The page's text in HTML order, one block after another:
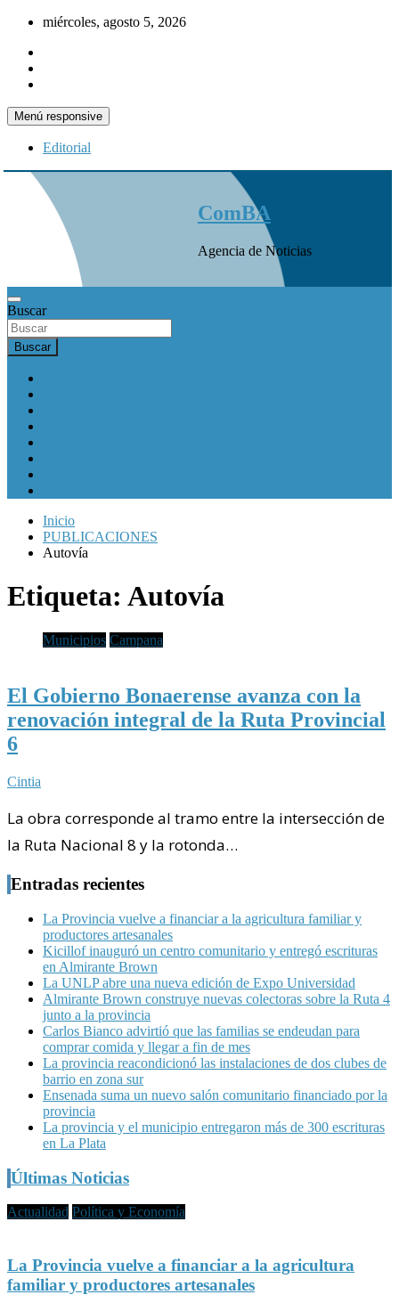
Saltar
contenido
miércoles, agosto 5, 2026
Menú responsive
Editorial
ComBA
Agencia de Noticias
Buscar
Buscar
Inicio
PUBLICACIONES
Autovía
Etiqueta: Autovía
Municipios Campana
El Gobierno Bonaerense avanza con la
renovación integral de la Ruta Provincial
6
Cintia
La obra corresponde al tramo entre la intersección de
la Ruta Nacional 8 y la rotonda…
Entradas recientes
La Provincia vuelve a financiar a la agricultura familiar y
productores artesanales
Kicillof inauguró un centro comunitario y entregó escrituras
en Almirante Brown
La UNLP abre una nueva edición de Expo Universidad
Almirante Brown construye nuevas colectoras sobre la Ruta 4
junto a la provincia
Carlos Bianco advirtió que las familias se endeudan para
comprar comida y llegar a fin de mes
La provincia reacondicionó las instalaciones de dos clubes de
barrio en zona sur
Ensenada suma un nuevo salón comunitario financiado por la
provincia
La provincia y el municipio entregaron más de 300 escrituras
en La Plata
Últimas Noticias
Actualidad Política y Economía
La Provincia vuelve a financiar a la agricultura
familiar y productores artesanales